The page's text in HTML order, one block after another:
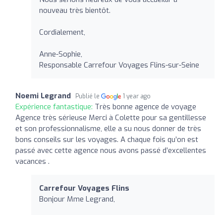
nouveau très bientôt.
Cordialement,
Anne-Sophie,
Responsable Carrefour Voyages Flins-sur-Seine
Noemi Legrand Publié le 1 year ago
Expérience fantastique: Très bonne agence de voyage
Agence très sérieuse Merci à Colette pour sa gentillesse
et son professionnalisme, elle a su nous donner de très
bons conseils sur les voyages. A chaque fois qu’on est
passé avec cette agence nous avons passé d’excellentes
vacances .
Carrefour Voyages Flins
Bonjour Mme Legrand,